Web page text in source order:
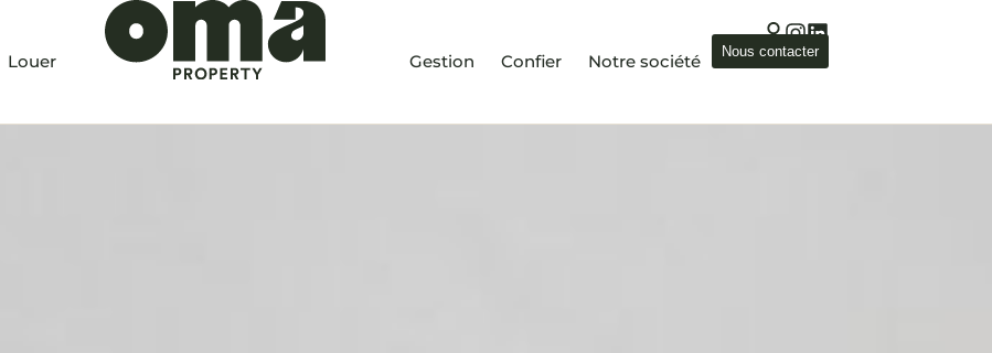
Louer Gestion Confier Notre société Nous contacter